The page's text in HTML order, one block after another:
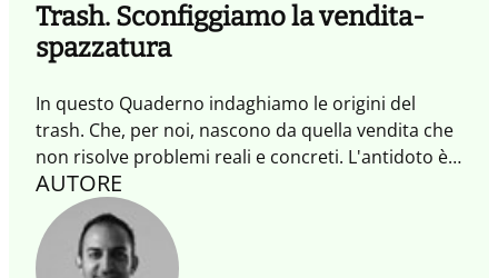
Trash. Sconfiggiamo la vendita-
spazzatura
In questo Quaderno indaghiamo le origini del
trash. Che, per noi, nascono da quella vendita che
non risolve problemi reali e concreti. L'antidoto è
una vendita circolare e infinita, che trae il massimo
vantaggio moltiplicando i punti di contatto con il
Cliente, coinvolgendolo e generando una visione
condivisa tra persone e organizzazioni.
AUTORE